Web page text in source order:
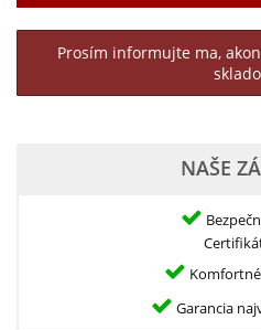
Prosím informujte ma,
NAŠE
Garancia